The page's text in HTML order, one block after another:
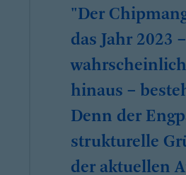
"Der
das Jahr 2023
hinaus –
Denn der
strukturelle
der aktuellen